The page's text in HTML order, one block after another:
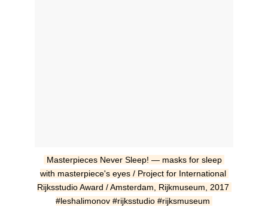
Masterpieces Never Sleep! — masks for sleep
with masterpiece's eyes / Project for International
Rijksstudio Award / Amsterdam, Rijkmuseum, 2017
#leshalimonov #rijksstudio #rijksmuseum